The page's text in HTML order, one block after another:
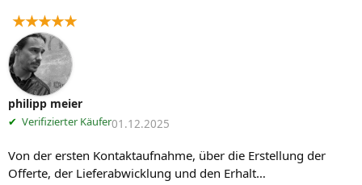
★★★★★
philipp meier
✔ Verifizierter Käufer01.12.2025
Von der ersten Kontaktaufnahme, über die Erstellung der
Offerte, der Lieferabwicklung und den Erhalt…